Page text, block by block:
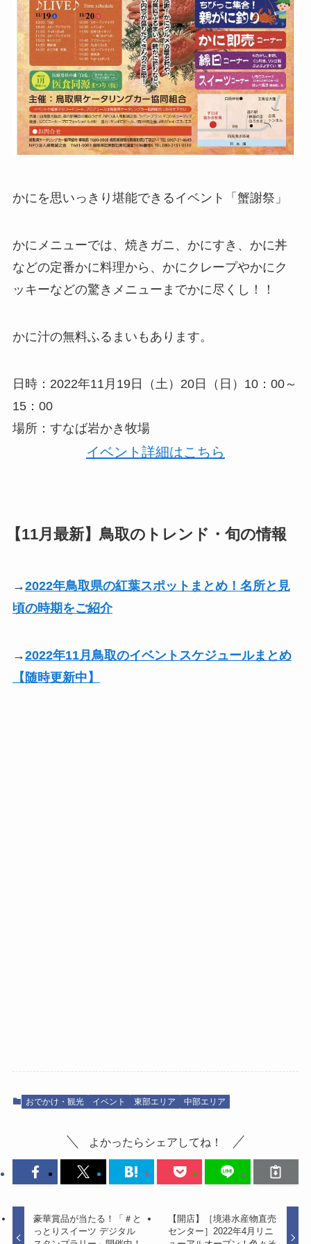
かにを思いっきり堪能できるイベント「蟹謝祭」
かにメニューでは、焼きガニ、かにすき、かに丼
などの定番かに料理から、かにクレープやかにク
ッキーなどの驚きメニューまでかに尽くし！！
かに汁の無料ふるまいもあります。
日時：2022年11月19日（土）20日（日）10：00～
15：00
場所：すなば岩かき牧場
イベント詳細はこちら
【11月最新】鳥取のトレンド・旬の情報
→2022年鳥取県の紅葉スポットまとめ！名所と見
頃の時期をご紹介
→2022年11月鳥取のイベントスケジュールまとめ
【随時更新中】
おでかけ・観光 イベント 東部エリア 中部エリア
よかったらシェアしてね！
豪華賞品が当たる！「＃と
っとりスイーツ デジタル
【開店】［境港水産物直売
センター］2022年4月リニ